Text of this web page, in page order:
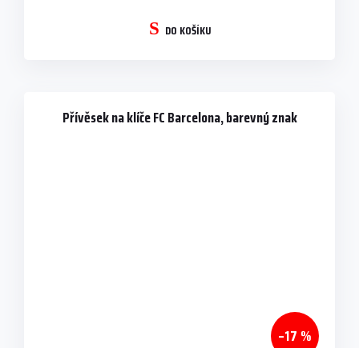
DO KOŠÍKU
Přívěsek na klíče FC Barcelona, barevný znak
–17 %